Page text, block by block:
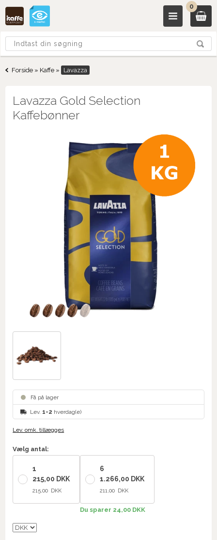
0
Forside » Kaffe » Lavazza
Lavazza Gold Selection
Kaffebønner
Få på lager
Lev. 1-2 hverdag(e)
Lev. omk. tillægges
Vælg antal:
1
215,00 DKK
215,00 DKK
6
1.266,00 DKK
211,00 DKK
Du sparer 24,00 DKK